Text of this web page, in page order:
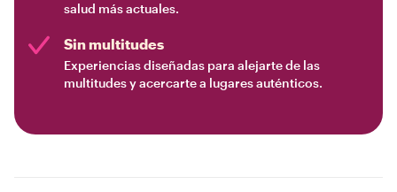
salud más actuales.
Sin multitudes
Experiencias diseñadas para alejarte de las
multitudes y acercarte a lugares auténticos.